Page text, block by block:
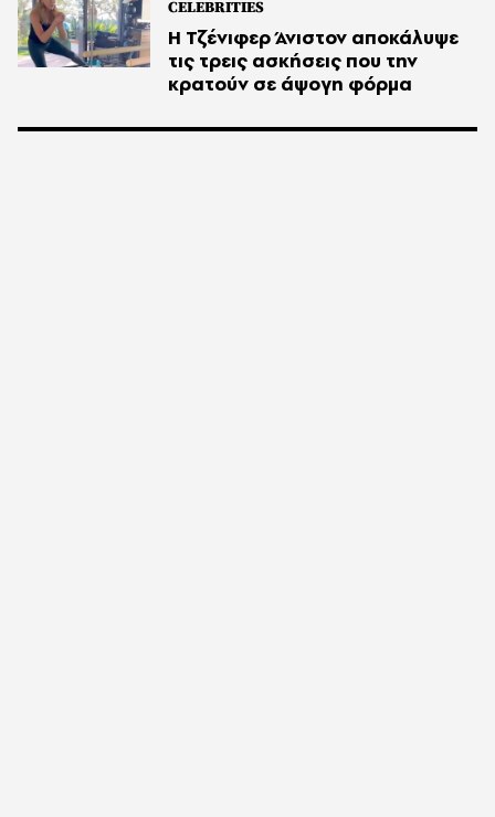
CELEBRITIES
Η Τζένιφερ Άνιστον αποκάλυψε
τις τρεις ασκήσεις που την
κρατούν σε άψογη φόρμα